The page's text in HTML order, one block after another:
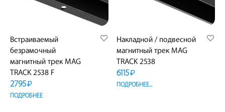
Встраиваемый
безрамочный
магнитный трек MAG
TRACK 2538 F
2795₽
ПОДРОБНЕЕ
Накладной / подвесной
магнитный трек MAG
TRACK 2538
6115₽
ПОДРОБНЕЕ...